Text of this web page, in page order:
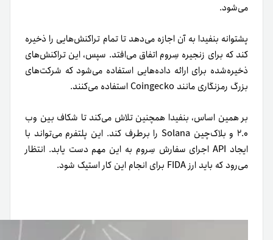
می‌شود.
پشتوانه بنفیدا به آن اجازه می‌دهد تا تمام تراکنش‌هایی را ذخیره
کند که برای زنجیره سِروم اتفاق می‌افتد. سپس، این تراکنش‌های
ذخیره‌شده برای ارائه داده‌هایی استفاده می‌شود که شرکت‌های
بزرگ رمزنگاری مانند Coingecko استفاده می‌کنند.
بر همین اساس، بنفیدا همچنین تلاش می‌کند تا شکاف بین وب
۲.۰ و بلاک‌چین Solana را برطرف کند. این پلتفرم می‌تواند با
ایجاد API اجرای سفارش سِروم به این مهم دست یابد. انتظار
می‌رود که باید ارز FIDA برای انجام این کار استیک شود.